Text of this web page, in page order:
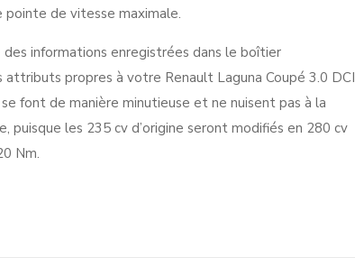
de vitesse maximale.
informations enregistrées dans le boîtier
propres à votre Renault Laguna Coupé 3.0 DCI
font de manière minutieuse et ne nuisent pas à la
les 235 cv d’origine seront modifiés en 280 cv
Nm.